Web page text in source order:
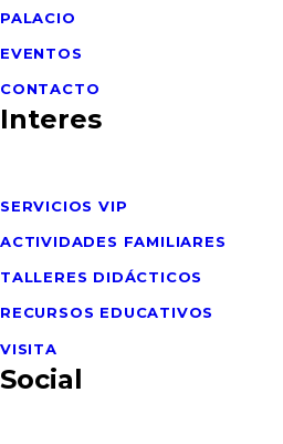
PALACIO
EVENTOS
CONTACTO
Interes
SERVICIOS VIP
ACTIVIDADES FAMILIARES
TALLERES DIDÁCTICOS
RECURSOS EDUCATIVOS
VISITA
Social